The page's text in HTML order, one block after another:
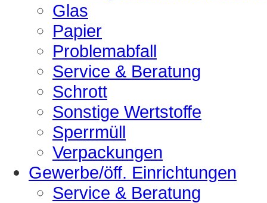
Glas
Papier
Problemabfall
Service & Beratung
Schrott
Sonstige Wertstoffe
Sperrmüll
Verpackungen
Gewerbe/öff. Einrichtungen
Service & Beratung